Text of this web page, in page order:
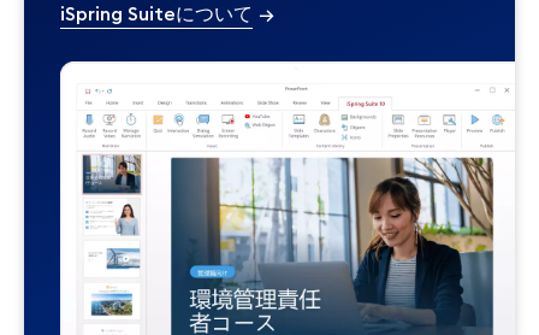
iSpring Suiteについて →